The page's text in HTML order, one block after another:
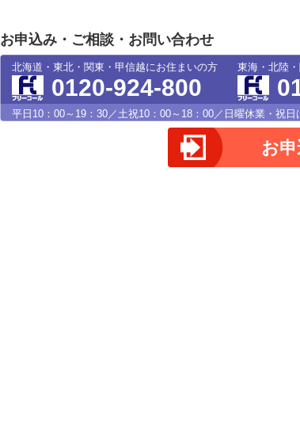
お申込み・ご相談・お問い合わせ
北海道・東北・関東・甲信越にお住まいの方
0120-924-800
東海・北陸
平日10：00～19：30／土祝10：00～18：00／日曜休業・祝日
お